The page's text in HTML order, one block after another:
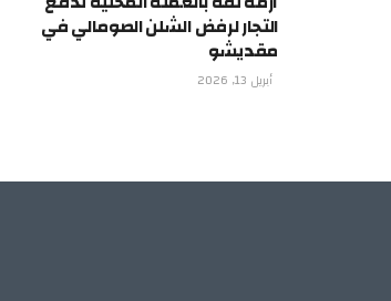
التجار لرفض الشلن الصومالي في
مقديشو
أبريل 13, 2026